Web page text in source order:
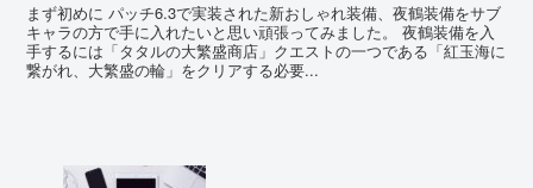
まず初めに パッチ6.3で実装された新おしゃれ装備、夜鶴装備をサブ
キャラの方で手に入れたいと思い頑張ってみました。 夜鶴装備を入
手するには「タタルの大繁盛商店」クエストの一つである「紅玉海に
繋がれ、大繁盛の輪」をクリアする必要...